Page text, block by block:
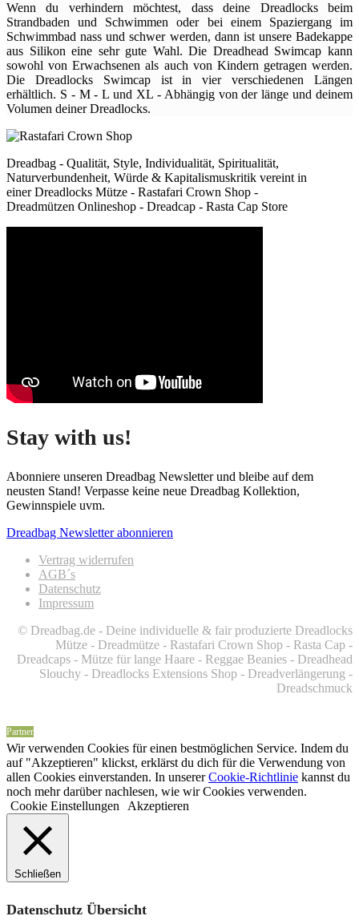
Wenn du verhindern möchtest, dass deine Dreadlocks beim
Strandbaden und Schwimmen oder bei einem Spaziergang im
Schwimmbad nass und schwer werden, dann ist unsere Badekappe
aus Silikon eine sehr gute Wahl. Die Dreadhead Swimcap kann
sowohl von Erwachsenen als auch von Kindern getragen werden.
Die Dreadlocks Swimcap ist in vier verschiedenen Längen
erhältlich. S - M - L und XL - Abhängig von der länge und deinem
Volumen deiner Dreadlocks.
Dreadbag - Qualität, Style, Individualität, Spiritualität,
Naturverbundenheit, Würde & Kapitalismuskritik vereint in
einer Dreadlocks Mütze - Rastafari Crown Shop -
Dreadmützen Onlineshop - Dreadcap - Rasta Cap Store
Stay with us!
Abonniere unseren Dreadbag Newsletter und bleibe auf dem
neusten Stand! Verpasse keine neue Dreadbag Kollektion,
Gewinnspiele uvm.
Dreadbag Newsletter abonnieren
Vertrag widerrufen
AGB´s
Datenschutz
Impressum
© Dreadbag.de - Deine individuelle & fair produzierte Dreadlocks
Mütze - Dreadmütze - Rastafari Crown Shop - Rasta Cap -
Dreadcaps - Mütze für lange Haare - Reggae Beanies - Dreadhead
Slouchy - Dreadlocks Extensions Shop - Dreadverlängerung -
Dreadschmuck
Partner
Wir verwenden Cookies für einen bestmöglichen Service. Indem du
auf "Akzeptieren" klickst, erklärst du dich für die Verwendung von
allen Cookies einverstanden. In unsererCookie-Richtlinie kannst du
noch mehr darüber nachlesen, wie wir Cookies verwenden.
Cookie Einstellungen
Akzeptieren
Schließen
Datenschutz Übersicht